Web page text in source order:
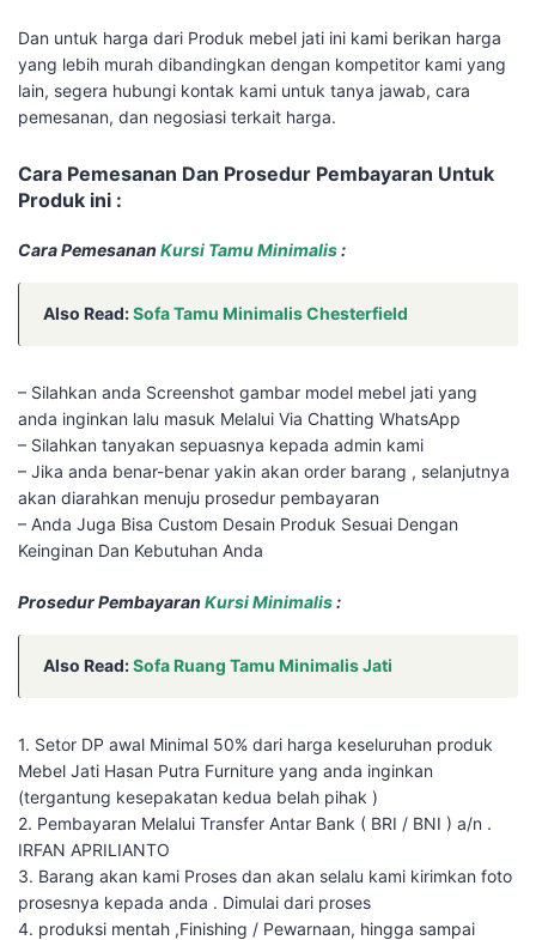
Dan untuk harga dari Produk mebel jati ini kami berikan harga
yang lebih murah dibandingkan dengan kompetitor kami yang
lain, segera hubungi kontak kami untuk tanya jawab, cara
pemesanan, dan negosiasi terkait harga.
Cara Pemesanan Dan Prosedur Pembayaran Untuk
Produk ini :
Cara Pemesanan Kursi Tamu Minimalis:
Also Read:Sofa Tamu Minimalis Chesterfield
– Silahkan anda Screenshot gambar model mebel jati yang
anda inginkan lalu masuk Melalui Via Chatting WhatsApp
– Silahkan tanyakan sepuasnya kepada admin kami
– Jika anda benar-benar yakin akan order barang , selanjutnya
akan diarahkan menuju prosedur pembayaran
– Anda Juga Bisa Custom Desain Produk Sesuai Dengan
Keinginan Dan Kebutuhan Anda
Prosedur Pembayaran Kursi Minimalis:
Also Read:Sofa Ruang Tamu Minimalis Jati
1. Setor DP awal Minimal 50% dari harga keseluruhan produk
Mebel Jati Hasan Putra Furniture yang anda inginkan
(tergantung kesepakatan kedua belah pihak )
2. Pembayaran Melalui Transfer Antar Bank ( BRI / BNI ) a/n .
IRFAN APRILIANTO
3. Barang akan kami Proses dan akan selalu kami kirimkan foto
prosesnya kepada anda . Dimulai dari proses
4. produksi mentah ,Finishing / Pewarnaan, hingga sampai